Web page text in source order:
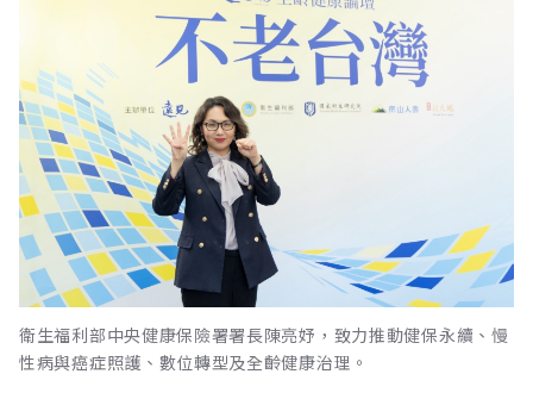
衛生福利部中央健康保險署署長陳亮妤，致力推動健保永續、慢
性病與癌症照護、數位轉型及全齡健康治理。